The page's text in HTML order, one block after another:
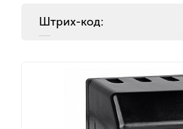
Штрих-код: